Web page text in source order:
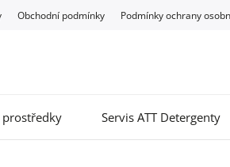
Obchodní podmínky Podmínky ochrany
prostředky Servis ATT Detergenty